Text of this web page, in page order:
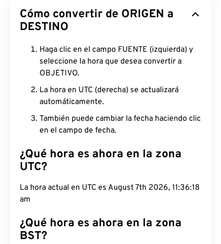
Cómo convertir de ORIGEN a
DESTINO
Haga clic en el campo FUENTE (izquierda) y
seleccione la hora que desea convertir a
OBJETIVO.
La hora en UTC (derecha) se actualizará
automáticamente.
También puede cambiar la fecha haciendo clic
en el campo de fecha.
¿Qué hora es ahora en la zona
UTC?
La hora actual en UTC es August 7th 2026, 11:36:19
am
¿Qué hora es ahora en la zona
BST?